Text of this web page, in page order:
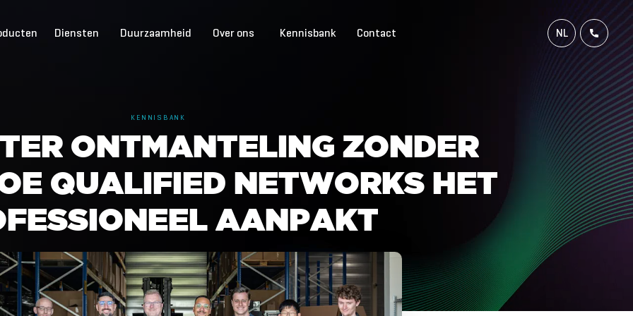
Diensten Duurzaamheid Over ons Kennisbank Contact
NL
EN
DE
KENNISBANK
T ER O N T MAN T ELI N G ZO N D ER
E QUALI FI ED N ETWO RKS H ET
FESSI O N EEL AAN PAKT